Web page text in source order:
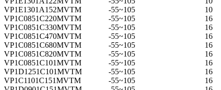
VP1E1301A152MVTM
-55~105
10
VP1C0851C220MVTM
-55~105
16
VP1C0851C330MVTM
-55~105
16
VP1C0851C470MVTM
-55~105
16
VP1C0851C680MVTM
-55~105
16
VP1C0851C820MVTM
-55~105
16
VP1C0851C101MVTM
-55~105
16
VP1D1251C101MVTM
-55~105
16
VP1C1101C151MVTM
-55~105
16